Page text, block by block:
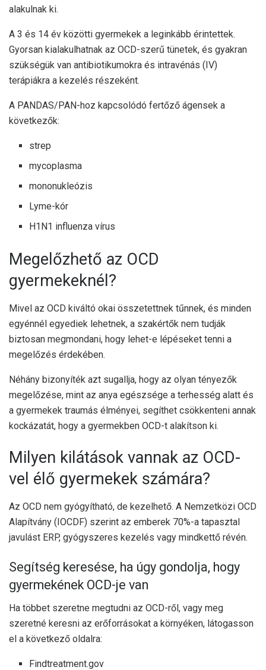
alakulnak ki.
A 3 és 14 év közötti gyermekek a leginkább érintettek.
Gyorsan kialakulhatnak az OCD-szerű tünetek, és gyakran
szükségük van antibiotikumokra és intravénás (IV)
terápiákra a kezelés részeként.
A PANDAS/PAN-hoz kapcsolódó fertőző ágensek a
következők:
strep
mycoplasma
mononukleózis
Lyme-kór
H1N1 influenza vírus
Megelőzhető az OCD
gyermekeknél?
Mivel az OCD kiváltó okai összetettnek tűnnek, és minden
egyénnél egyediek lehetnek, a szakértők nem tudják
biztosan megmondani, hogy lehet-e lépéseket tenni a
megelőzés érdekében.
Néhány bizonyíték azt sugallja, hogy az olyan tényezők
megelőzése, mint az anya egészsége a terhesség alatt és
a gyermekek traumás élményei, segíthet csökkenteni annak
kockázatát, hogy a gyermekben OCD-t alakítson ki.
Milyen kilátások vannak az OCD-
vel élő gyermekek számára?
Az OCD nem gyógyítható, de kezelhető. A Nemzetközi OCD
Alapítvány (IOCDF) szerint az emberek 70%-a tapasztal
javulást ERP, gyógyszeres kezelés vagy mindkettő révén.
Segítség keresése, ha úgy gondolja, hogy
gyermekének OCD-je van
Ha többet szeretne megtudni az OCD-ről, vagy meg
szeretné keresni az erőforrásokat a környéken, látogasson
el a következő oldalra:
Findtreatment.gov